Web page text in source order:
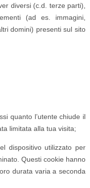
diversi (c.d. terze parti),
(ad es. immagini,
domini) presenti sul sito
quanto l’utente chiude il
limitata alla tua visita;
dispositivo utilizzato per
Questi cookie hanno
durata varia a seconda